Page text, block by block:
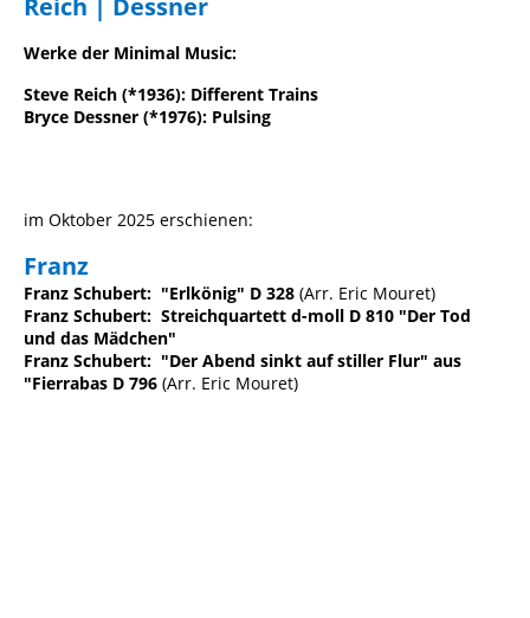
Reich | Dessner
Werke der Minimal Music:
Steve Reich (*1936): Different Trains
Bryce Dessner (*1976): Pulsing
im Oktober 2025 erschienen:
Franz
Franz Schubert: "Erlkönig" D 328 (Arr. Eric Mouret)
Franz Schubert: Streichquartett d-moll D 810 "Der Tod
und das Mädchen"
Franz Schubert: "Der Abend sinkt auf stiller Flur" aus
"Fierrabas D 796 (Arr. Eric Mouret)